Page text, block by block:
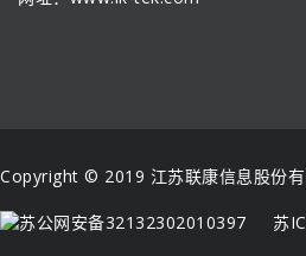
Copyright © 2019 江苏联康信息股份
苏公网安备32132302010397 苏